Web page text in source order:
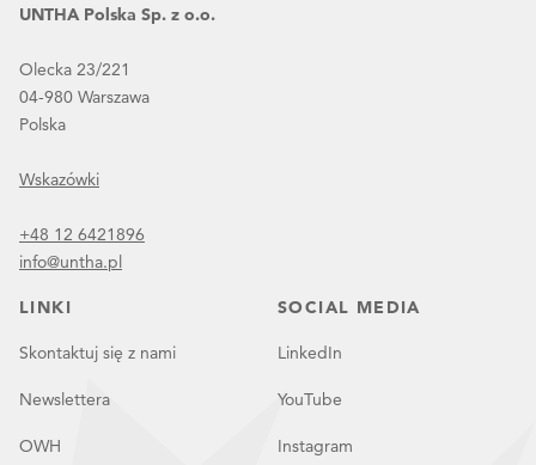
UNTHA Polska Sp. z o.o.
Olecka 23/221
04-980 Warszawa
Polska
Wskazówki
+48 12 6421896
info@untha.pl
LINKI
Skontaktuj się z nami
Newslettera
OWH
SOCIAL MEDIA
LinkedIn
YouTube
Instagram